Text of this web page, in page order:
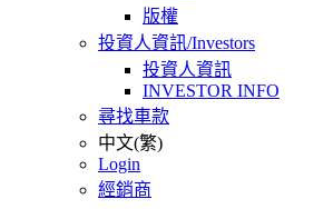
版權
投資人資訊/Investors
投資人資訊
INVESTOR INFO
尋找車款
中文(繁)
Login
經銷商